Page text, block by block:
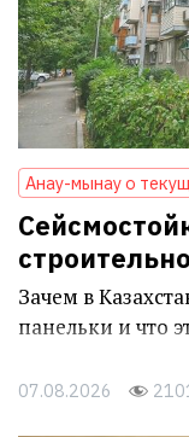
Анау-мынау о
Зачем в
панельки и что
07.08.2026